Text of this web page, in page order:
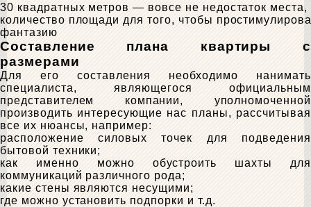
30 квадратных метров — вовсе не недостаток места,
количество площади для того, чтобы
фантазию
Составление плана квартиры с
размерами
Для его составления необходимо нанимать
специалиста, являющегося официальным
представителем компании, уполномоченной
производить интересующие нас планы, рассчитывая
все их нюансы, например:
расположение силовых точек для подведения
бытовой техники;
как именно можно обустроить шахты для
коммуникаций различного рода;
какие стены являются несущими;
где можно установить подпорки и т.д.